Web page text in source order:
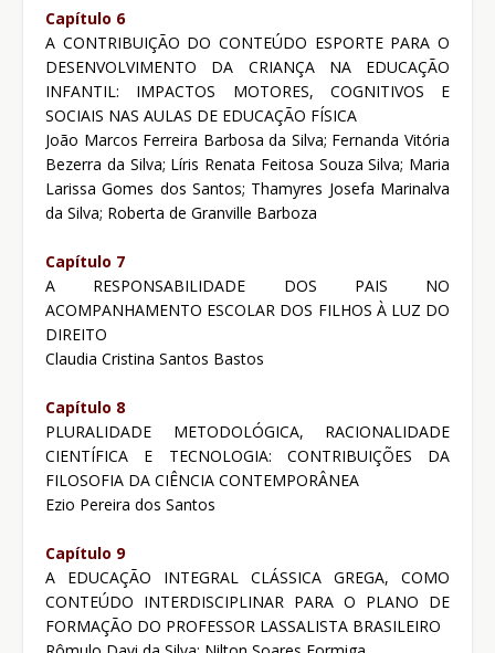
Capítulo 6
A CONTRIBUIÇÃO DO CONTEÚDO ESPORTE PARA O
DESENVOLVIMENTO DA CRIANÇA NA EDUCAÇÃO
INFANTIL: IMPACTOS MOTORES, COGNITIVOS E
SOCIAIS NAS AULAS DE EDUCAÇÃO FÍSICA
João Marcos Ferreira Barbosa da Silva; Fernanda Vitória
Bezerra da Silva; Líris Renata Feitosa Souza Silva; Maria
Larissa Gomes dos Santos; Thamyres Josefa Marinalva
da Silva; Roberta de Granville Barboza
Capítulo 7
A RESPONSABILIDADE DOS PAIS NO
ACOMPANHAMENTO ESCOLAR DOS FILHOS À LUZ DO
DIREITO
Claudia Cristina Santos Bastos
Capítulo 8
PLURALIDADE METODOLÓGICA, RACIONALIDADE
CIENTÍFICA E TECNOLOGIA: CONTRIBUIÇÕES DA
FILOSOFIA DA CIÊNCIA CONTEMPORÂNEA
Ezio Pereira dos Santos
Capítulo 9
A EDUCAÇÃO INTEGRAL CLÁSSICA GREGA, COMO
CONTEÚDO INTERDISCIPLINAR PARA O PLANO DE
FORMAÇÃO DO PROFESSOR LASSALISTA BRASILEIRO